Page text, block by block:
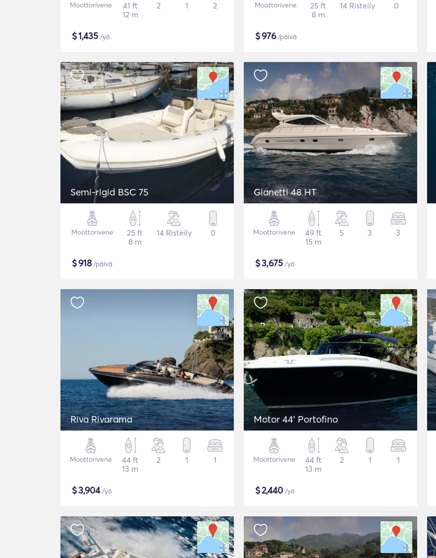
Moottorivene
41 ft
12 m
2 1 2
$1,435 /yö
Moottorivene
25 ft
8 m
14 Risteily 0
$976/päivä
Semi-rigid BSC 75
Moottorivene
25 ft
8 m
14 Risteily 0
$918/päivä
Gianetti 48 HT
Moottorivene
49 ft
15 m
5 3 3
$3,675 /yö
Riva Rivarama
Moottorivene
44 ft
13 m
2 1 1
$3,904/yö
Motor 44' Portofino
Moottorivene
44 ft
13 m
2 1 1
$2,440 /yö